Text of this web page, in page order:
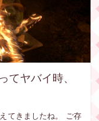
てヤバイ時、
てきましたね。 ご存